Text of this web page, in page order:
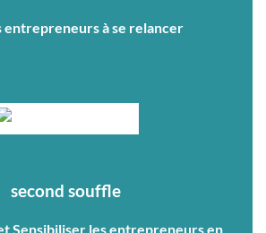
entrepreneurs à se relancer
second souffle
Sensibiliser les entrepreneurs en